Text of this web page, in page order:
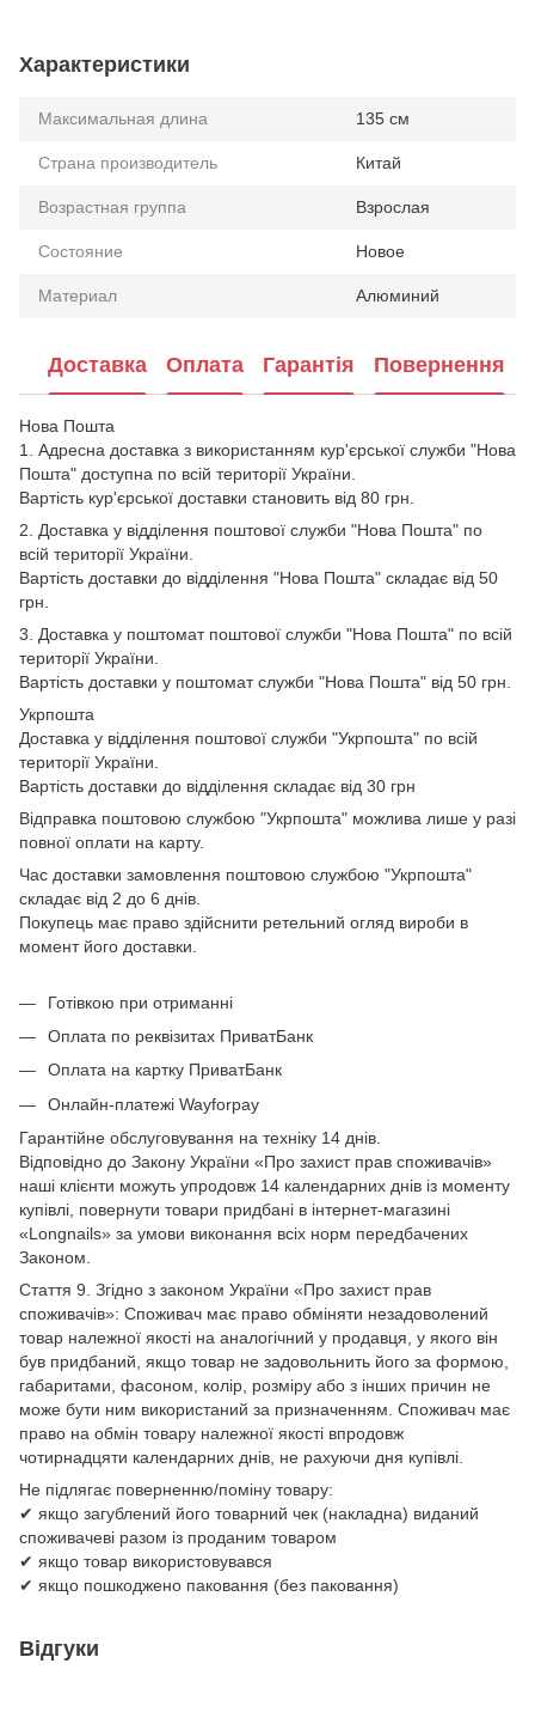
Характеристики
Максимальная длина 135 см
Страна производитель Китай
Возрастная группа Взрослая
Состояние Новое
Материал Алюминий
Доставка Оплата Гарантія Повернення
Нова Пошта
1. Адресна доставка з використанням кур'єрської служби "Нова
Пошта" доступна по всій території України.
Вартість кур'єрської доставки становить від 80 грн.
2. Доставка у відділення поштової служби "Нова Пошта" по
всій території України.
Вартість доставки до відділення "Нова Пошта" складає від 50
грн.
3. Доставка у поштомат поштової служби "Нова Пошта" по всій
території України.
Вартість доставки у поштомат служби "Нова Пошта" від 50 грн.
Укрпошта
Доставка у відділення поштової служби "Укрпошта" по всій
території України.
Вартість доставки до відділення складає від 30 грн
Відправка поштовою службою "Укрпошта" можлива лише у разі
повної оплати на карту.
Час доставки замовлення поштовою службою "Укрпошта"
складає від 2 до 6 днів.
Покупець має право здійснити ретельний огляд вироби в
момент його доставки.
Готівкою при отриманні
Оплата по реквізитах ПриватБанк
Оплата на картку ПриватБанк
Онлайн-платежі Wayforpay
Гарантійне обслуговування на техніку 14 днів.
Відповідно до Закону України «Про захист прав споживачів»
наші клієнти можуть упродовж 14 календарних днів із моменту
купівлі, повернути товари придбані в інтернет-магазині
«Longnails» за умови виконання всіх норм передбачених
Законом.
Стаття 9. Згідно з законом України «Про захист прав
споживачів»: Споживач має право обміняти незадоволений
товар належної якості на аналогічний у продавця, у якого він
був придбаний, якщо товар не задовольнить його за формою,
габаритами, фасоном, колір, розміру або з інших причин не
може бути ним використаний за призначенням. Споживач має
право на обмін товару належної якості впродовж
чотирнадцяти календарних днів, не рахуючи дня купівлі.
Не підлягає поверненню/поміну товару:
✔ якщо загублений його товарний чек (накладна) виданий
споживачеві разом із проданим товаром
✔ якщо товар використовувався
✔ якщо пошкоджено паковання (без паковання)
Відгуки